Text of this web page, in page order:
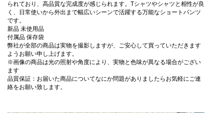
られており、高品質な完成度が感じられます。Tシャツやシャツと相性が良
く、日常使いから外出まで幅広いシーンで活躍する万能なショートパンツ
です。
新品 未使用品
付属品 保存袋
弊社が全部の商品は実物を撮影しますが、ご安心して買っていただきます
ようお願い申し上げます。
※画像の商品は光の照射や角度により、実物と色味が異なる場合がござい
ます
品質保証：お届いた商品についてなにか問題がありましたらお気軽にご連
絡をお願い致します。